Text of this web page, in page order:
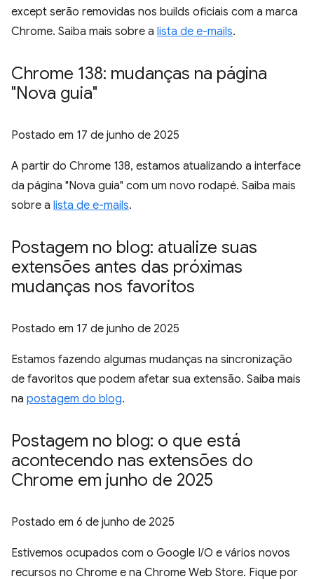
except serão removidas nos builds oficiais com a marca
Chrome. Saiba mais sobre a lista de e-mails.
Chrome 138: mudanças na página
"Nova guia"
Postado em 17 de junho de 2025
A partir do Chrome 138, estamos atualizando a interface
da página "Nova guia" com um novo rodapé. Saiba mais
sobre a lista de e-mails.
Postagem no blog: atualize suas
extensões antes das próximas
mudanças nos favoritos
Postado em 17 de junho de 2025
Estamos fazendo algumas mudanças na sincronização
de favoritos que podem afetar sua extensão. Saiba mais
na postagem do blog.
Postagem no blog: o que está
acontecendo nas extensões do
Chrome em junho de 2025
Postado em 6 de junho de 2025
Estivemos ocupados com o Google I/O e vários novos
recursos no Chrome e na Chrome Web Store. Fique por